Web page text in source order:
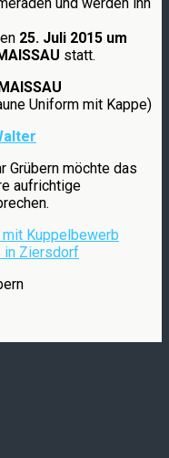
25. Juli 2015 um
statt.
Uniform mit Kappe)
Grübern möchte das
aufrichtige
Kuppelbewerb
in Ziersdorf